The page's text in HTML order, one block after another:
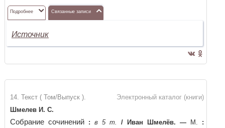
Подробнее Связанные записи
Источник
Электронный каталог (книги)
14. Текст ( Том/Выпуск ).
Шмелев И. С.
Собрание сочинений : в 5 т. / Иван Шмелёв. — М. :